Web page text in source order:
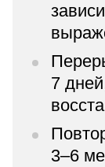
7
3–6